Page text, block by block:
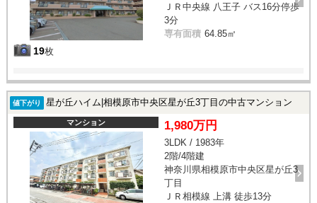
19枚
ＪＲ中央線 八王子 バス16分停歩
3分
専有面積 64.85㎡
値下がり 星が丘ハイム|相模原市中央区星が丘3丁目の中古マンション
マンション 1,980万円
3LDK / 1983年
2階/4階建
神奈川県相模原市中央区星が丘3
丁目
ＪＲ相模線 上溝 徒歩13分